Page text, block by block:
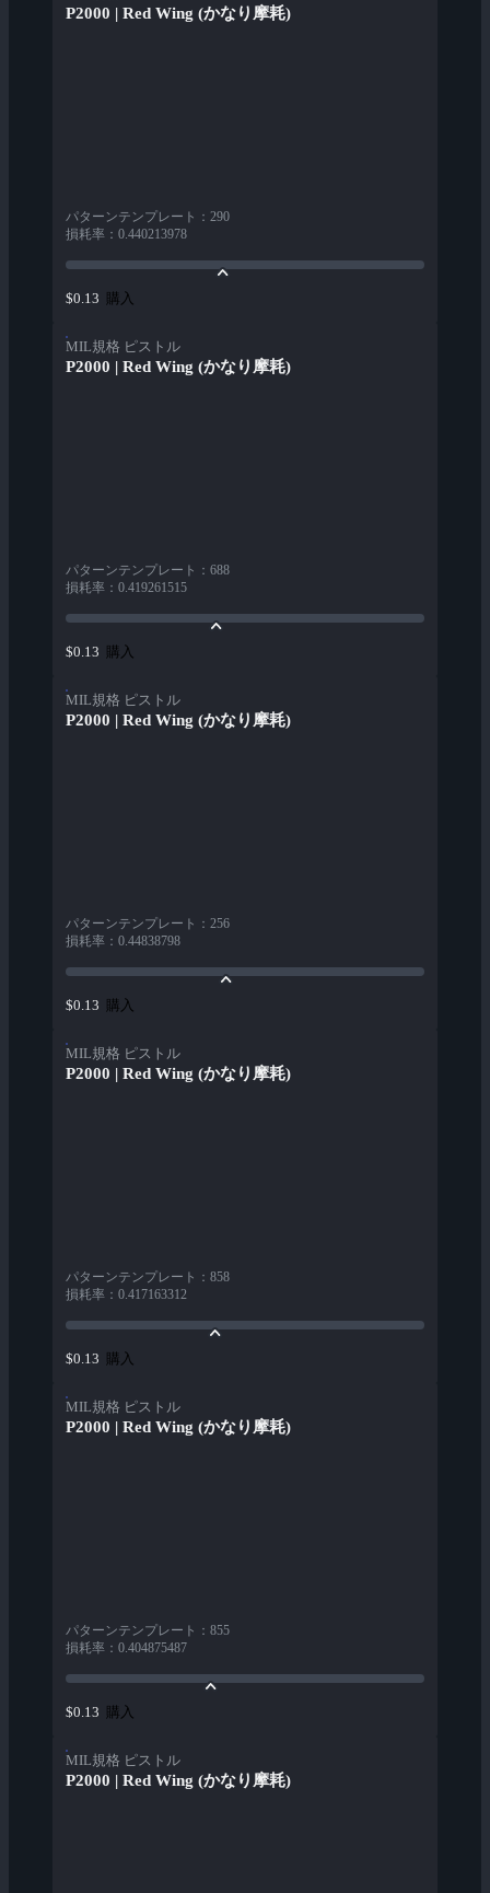
P2000 | Red Wing (かなり摩耗)
パターンテンプレート ： 290
損耗率 ： 0.440213978
$0.13 購入
MIL規格 ピストル
P2000 | Red Wing (かなり摩耗)
パターンテンプレート ： 688
損耗率 ： 0.419261515
$0.13 購入
MIL規格 ピストル
P2000 | Red Wing (かなり摩耗)
パターンテンプレート ： 256
損耗率 ： 0.44838798
$0.13 購入
MIL規格 ピストル
P2000 | Red Wing (かなり摩耗)
パターンテンプレート ： 858
損耗率 ： 0.417163312
$0.13 購入
MIL規格 ピストル
P2000 | Red Wing (かなり摩耗)
パターンテンプレート ： 855
損耗率 ： 0.404875487
$0.13 購入
MIL規格 ピストル
P2000 | Red Wing (かなり摩耗)